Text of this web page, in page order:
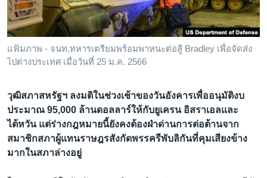
พอดคาสต์
ติดตามเรา
เลือกภาษา
แฟ้มภาพ - จนท.ทหารเตรียมพร้อมพาหนะต่อสู้ Bradley เพื่อจัดส่ง
ไปต่างประเทศ เมื่อวันที่ 25 ม.ค. 2566
วุฒิสภาสหรัฐฯ ลงมติในช่วงเช้าของวันอังคารเพื่ออนุมัติงบ
ประมาณ 95,000 ล้านดอลลาร์ให้กับยูเครน อิสราเอลและ
ไต้หวัน แต่ร่างกฎหมายนี้ยังคงต้องฝ่าด่านการต่อต้านจาก
สมาชิกสภาผู้แทนราษฎรสังกัดพรรครีพับลิกันที่คุมเสียงข้าง
มากในสภาล่างอยู่